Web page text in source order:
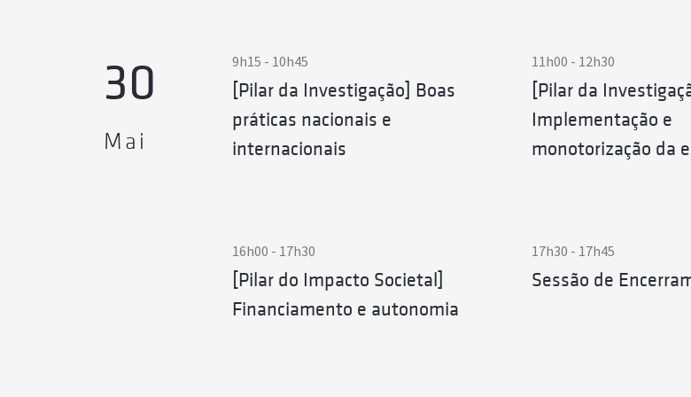
30
Mai
9h15 - 10h45
[Pilar da Investigação] Boas
práticas nacionais e
internacionais
11h00 - 12h30
[Pilar da
Implementação e
monotorização da
16h00 - 17h30
[Pilar do Impacto Societal]
Financiamento e autonomia
17h30 - 17h45
Sessão de